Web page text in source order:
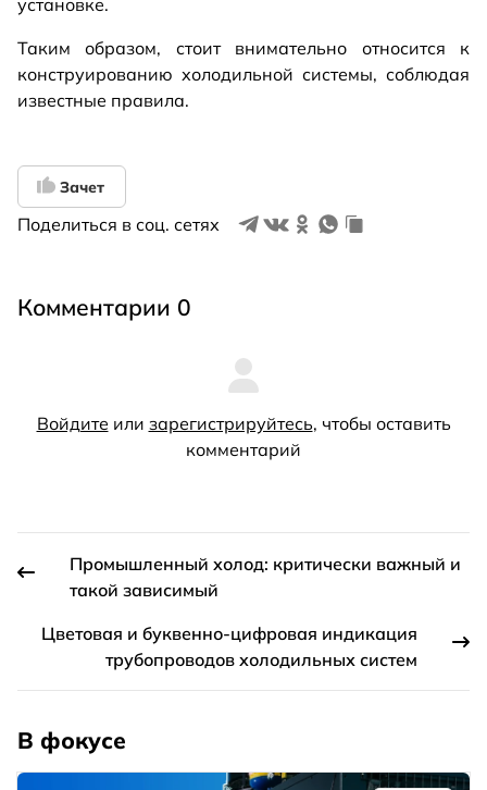
Таким образом, стоит внимательно относится к
конструированию холодильной системы, соблюдая
известные правила.
Зачет
Поделиться в соц. сетях
Комментарии 0
Войдите или зарегистрируйтесь, чтобы оставить
комментарий
Промышленный холод: критически важный и
такой зависимый
Цветовая и буквенно-цифровая индикация
трубопроводов холодильных систем
В фокусе